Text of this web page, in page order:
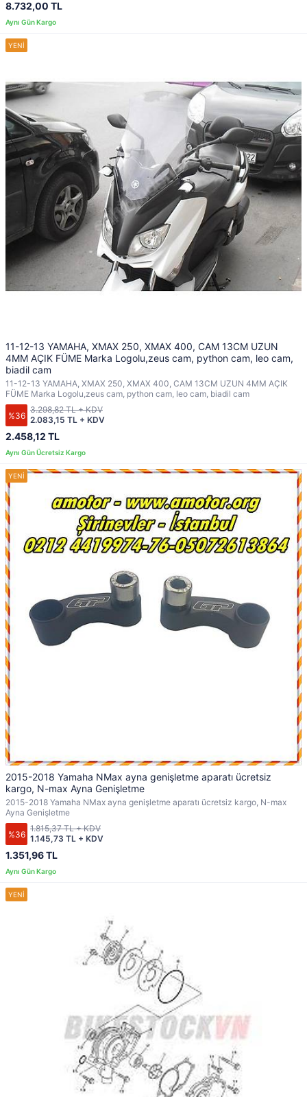
8.732,00 TL
11-12-13 YAMAHA, XMAX 250, XMAX 400, CAM 13CM UZUN
4MM AÇIK FÜME Marka Logolu,zeus cam, python cam, leo cam,
biadil cam
11-12-13 YAMAHA, XMAX 250, XMAX 400, CAM 13CM UZUN 4MM AÇIK
FÜME Marka Logolu,zeus cam, python cam, leo cam, biadil cam
%36
2.458,12 TL
2.083,15 TL + KDV
3.298,82 TL + KDV
2015-2018 Yamaha NMax ayna genişletme aparatı ücretsiz
kargo, N-max Ayna Genişletme
2015-2018 Yamaha NMax ayna genişletme aparatı ücretsiz kargo, N-max
Ayna Genişletme
%36
1.351,96 TL
1.145,73 TL + KDV
1.815,37 TL + KDV